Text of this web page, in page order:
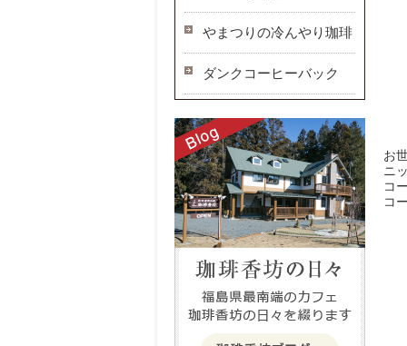
お
ニ
コ
コ
やまつりの冷んやり珈琲
ダンクコーヒーバック